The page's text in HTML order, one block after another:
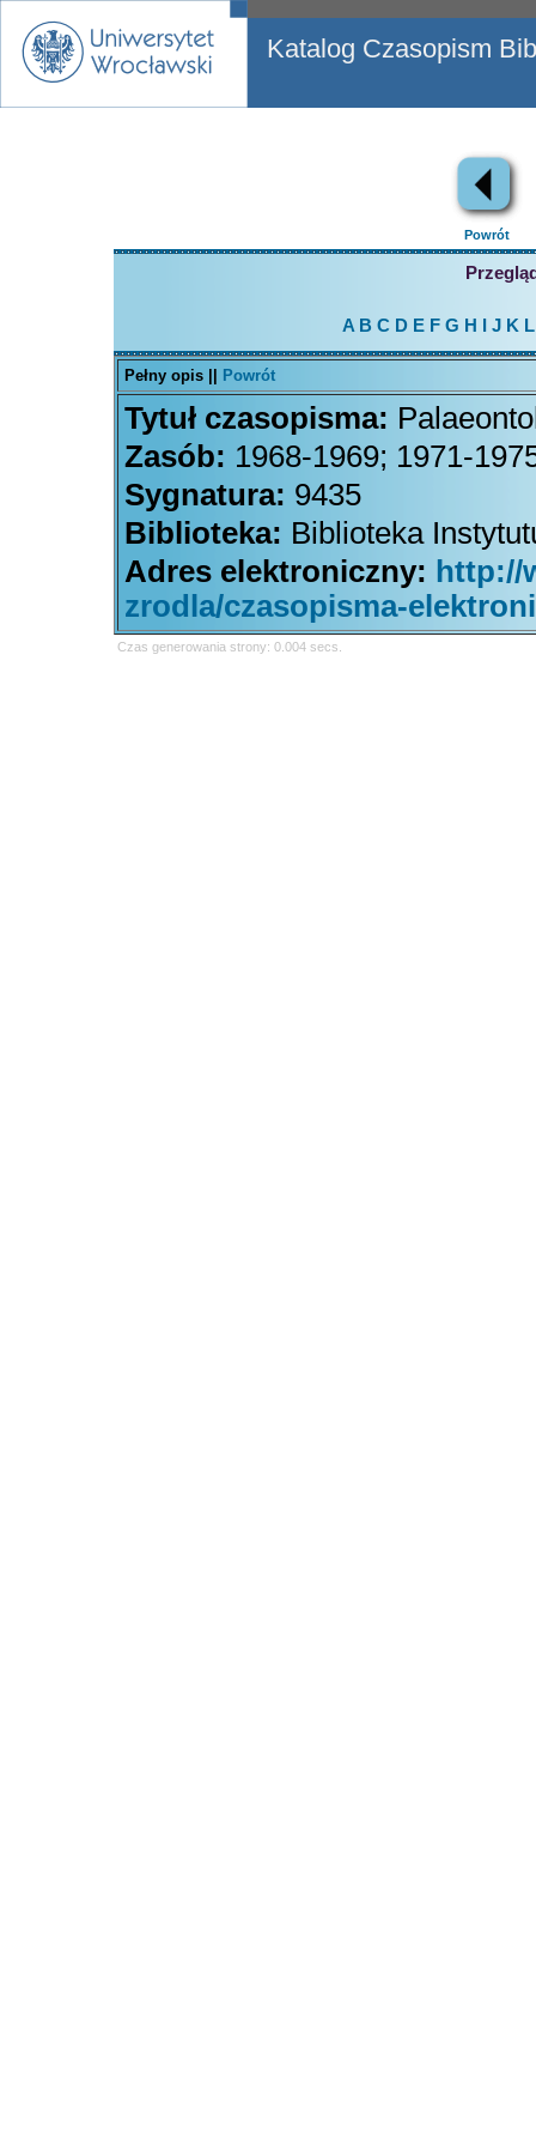
Katalog Czasopism
Powrót
A B C D EFG H J K L
Pełny opis || Powrót
Tytuł czasopisma:
Zasób: 1968-1969; 1971-
Sygnatura: 9435
Biblioteka: Biblioteka
Adres elektroniczny: http://
zrodla/czasopisma-
Czas generowania strony: 0.004 secs.